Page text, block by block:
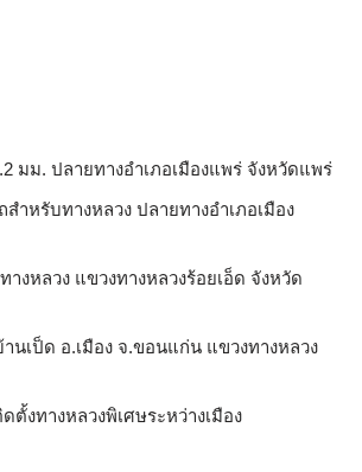
มม. ปลายทางอำเภอเมืองแพร่ จังหวัดแพร่
าหรับทางหลวง ปลายทางอำเภอเมือง
งหลวง แขวงทางหลวงร้อยเอ็ด จังหวัด
านเป็ด อ.เมือง จ.ขอนแก่น แขวงทางหลวง
ตั้งทางหลวงพิเศษระหว่างเมือง